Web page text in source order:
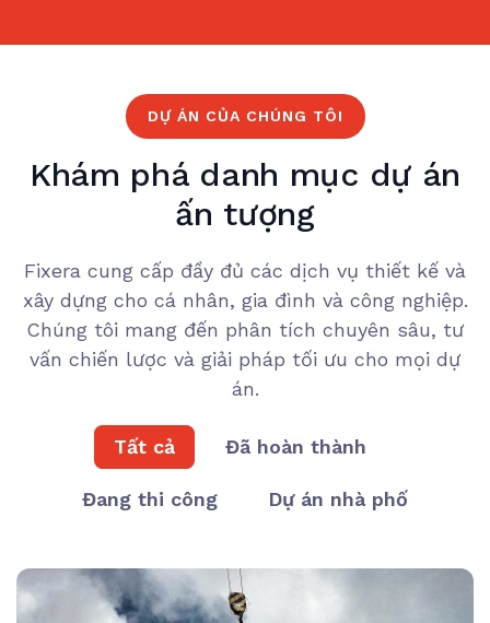
DỰ ÁN CỦA CHÚNG TÔI
Khám phá danh mục dự án
ấn tượng
Fixera cung cấp đầy đủ các dịch vụ thiết kế và
xây dựng cho cá nhân, gia đình và công nghiệp.
Chúng tôi mang đến phân tích chuyên sâu, tư
vấn chiến lược và giải pháp tối ưu cho mọi dự
án.
Tất cả Đã hoàn thành
Đang thi công Dự án nhà phố